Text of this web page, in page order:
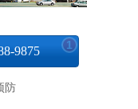
9875 1
防